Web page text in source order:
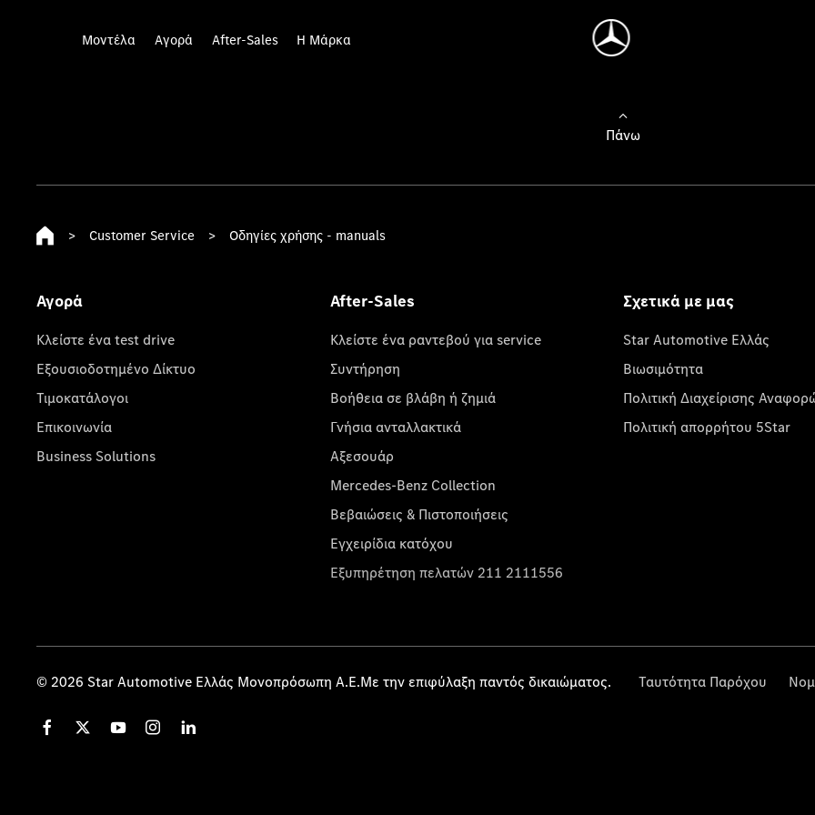
Μοντέλα Αγορά After-Sales Η Μάρκα
Πάνω
> Customer Service > Οδηγίες χρήσης - manuals
Αγορά
Κλείστε ένα test drive
Εξουσιοδοτημένο Δίκτυο
Τιμοκατάλογοι
Επικοινωνία
Business Solutions
After-Sales
Κλείστε ένα ραντεβού για service
Συντήρηση
Βοήθεια σε βλάβη ή ζημιά
Γνήσια ανταλλακτικά
Αξεσουάρ
Mercedes-Benz Collection
Βεβαιώσεις & Πιστοποιήσεις
Εγχειρίδια κατόχου
Εξυπηρέτηση πελατών 211 2111556
Σχετικά με μας
Star Automotive Ελλάς
Βιωσιμότητα
Πολιτική Διαχείρισης
Πολιτική απορρήτου 5Star
© 2026 Star Automotive Ελλάς Μονοπρόσωπη Α.Ε.Με την επιφύλαξη παντός δικαιώματος. Ταυτότητα Παρόχου